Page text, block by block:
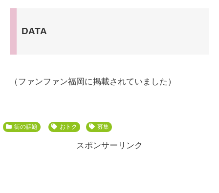
DATA
（ファンファン福岡に掲載されていました）
街の話題 おトク 募集
スポンサーリンク